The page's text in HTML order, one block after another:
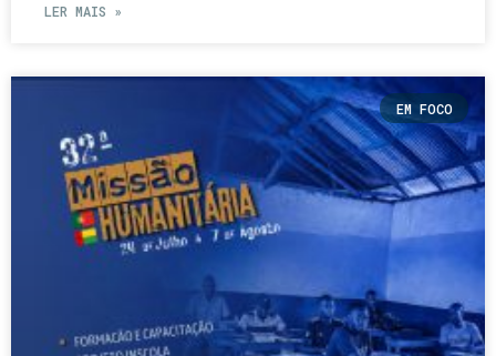
LER MAIS »
EM FOCO